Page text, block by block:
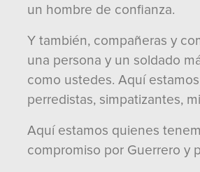
un hombre de confianza.
Y también, compañeras y
una persona y un soldado
como ustedes. Aquí
perredistas, simpatizantes,
Aquí estamos quienes
compromiso por Guerrero y